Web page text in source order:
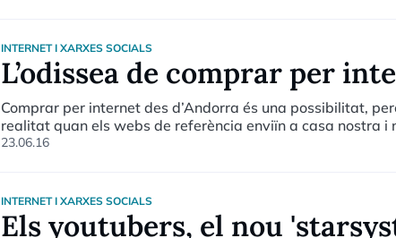
INTERNET I XARXES SOCIALS
L’odissea de comprar per
Comprar per internet des d’Andorra és una possibilitat,
realitat quan els webs de referència enviïn a casa nostra i
de dalt” que sovint impliqui involucrar amics, familiars o
països de la Unió Europea que no estem obligats a pagar.
23.06.16
INTERNET I XARXES SOCIALS
Els youtubers, el nou